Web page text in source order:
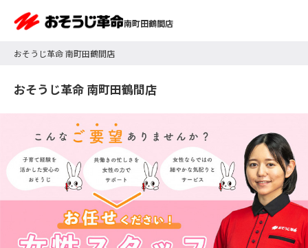
南町田鶴間店
おそうじ革命 南町田鶴間店
おそうじ革命 南町田鶴間店